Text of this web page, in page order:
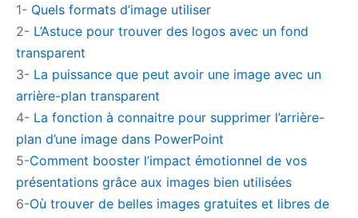
1- Quels formats d’image utiliser
2- L’Astuce pour trouver des logos avec un fond
transparent
3- La puissance que peut avoir une image avec un
arrière-plan transparent
4- La fonction à connaitre pour supprimer l’arrière-
plan d’une image dans PowerPoint
5-Comment booster l’impact émotionnel de vos
présentations grâce aux images bien utilisées
6-Où trouver de belles images gratuites et libres de